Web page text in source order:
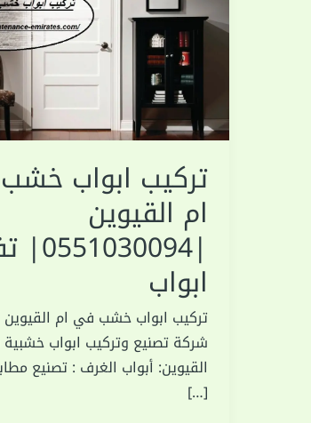
تركيب ابواب
ام القيوين
ابواب
تركيب ابواب خشب في ام
شركة تصنيع وتركيب ابواب
القيوين: أبواب الغرف : تصنيع
[…]